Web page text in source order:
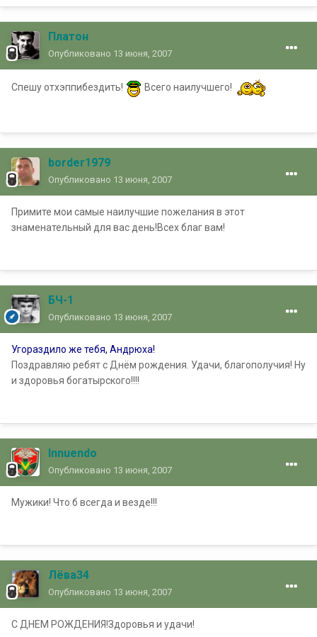
Платон
Опубликовано 13 июня, 2007
Спешу отхэппибездить! Всего наилучшего!
border1979
Опубликовано 13 июня, 2007
Примите мои самые наилучшие пожелания в этот
знаменательный для вас день!Всех благ вам!
БЧ-1
Опубликовано 13 июня, 2007
Угораздило же тебя, Андрюха!
Поздравляю ребят с Днём рождения. Удачи, благополучия! Ну
и здоровья богатырского!!!!
Innuendo
Опубликовано 13 июня, 2007
Мужики! Что б всегда и везде!!!
Лёва34
Опубликовано 13 июня, 2007
С ДНЕМ РОЖДЕНИЯ!Здоровья и удачи!